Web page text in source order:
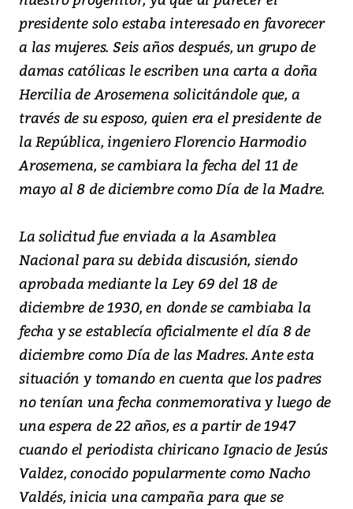
presidente solo estaba interesado en favorecer
a las mujeres. Seis años después, un grupo de
damas católicas le escriben una carta a doña
Hercilia de Arosemena solicitándole que, a
través de su esposo, quien era el presidente de
la República, ingeniero Florencio Harmodio
Arosemena, se cambiara la fecha del 11 de
mayo al 8 de diciembre como Día de la Madre.
La solicitud fue enviada a la Asamblea
Nacional para su debida discusión, siendo
aprobada mediante la Ley 69 del 18 de
diciembre de 1930, en donde se cambiaba la
fecha y se establecía oficialmente el día 8 de
diciembre como Día de las Madres. Ante esta
situación y tomando en cuenta que los padres
no tenían una fecha conmemorativa y luego de
una espera de 22 años, es a partir de 1947
cuando el periodista chiricano Ignacio de Jesús
Valdez, conocido popularmente como Nacho
Valdés, inicia una campaña para que se